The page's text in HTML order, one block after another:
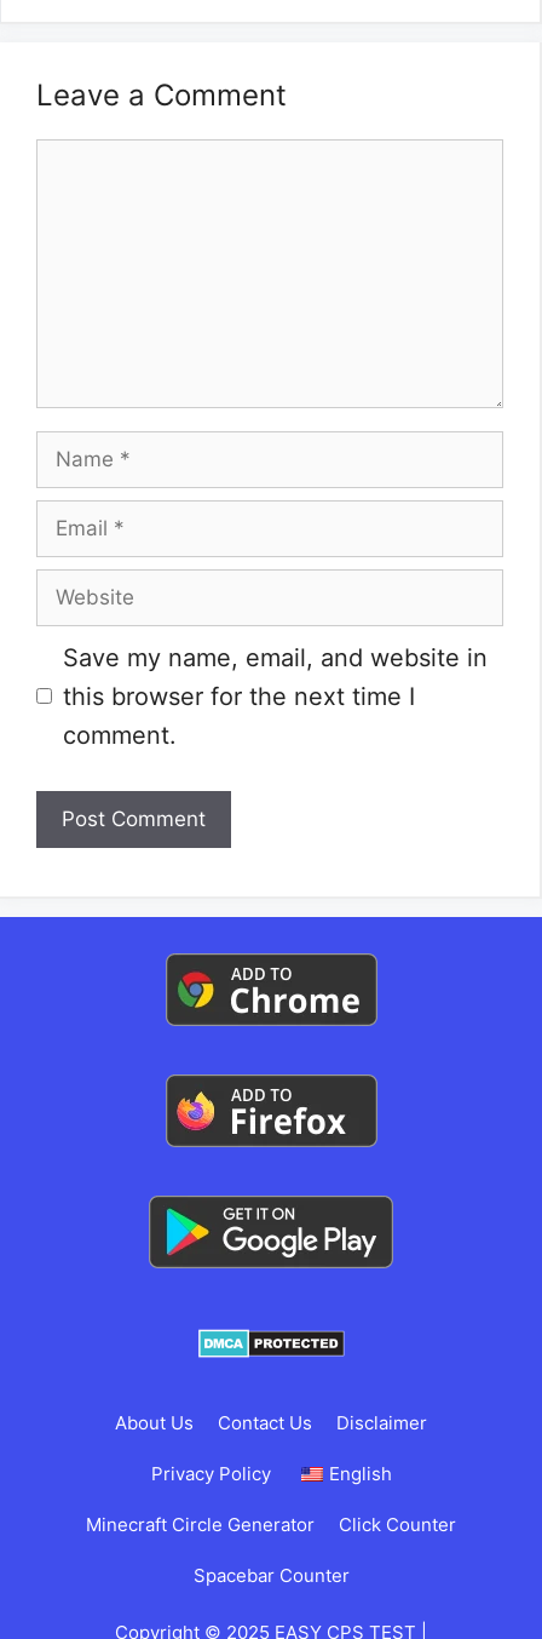
Leave a Comment
Name
Email
Website
Save my name, email, and website in
this browser for the next time I
comment.
About Us Contact Us Disclaimer
Privacy Policy English
Minecraft Circle Generator Click Counter
Spacebar Counter
Copyright © 2025 EASY CPS TEST |